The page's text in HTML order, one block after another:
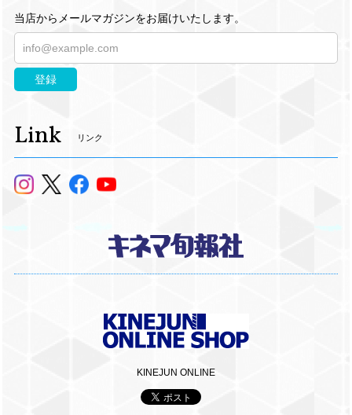
当店からメールマガジンをお届けいたします。
登録
Link リンク
KINEJUN ONLINE